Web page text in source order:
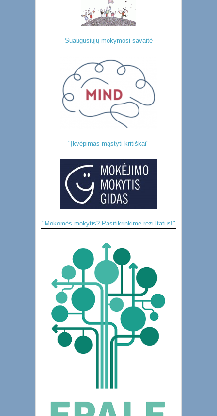
Suaugusiųjų mokymosi savaitė
"Įkvėpimas mąstyti kritiškai"
"Mokomės mokytis? Pasitikrinkime rezultatus!"